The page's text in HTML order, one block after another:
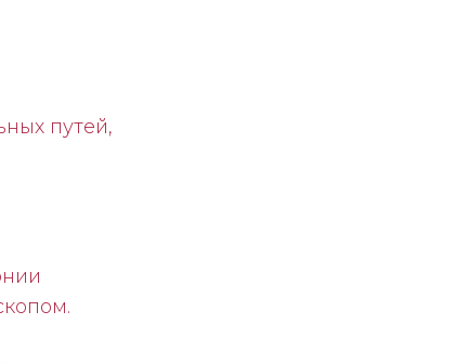
путей,